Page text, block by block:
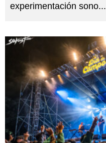
experimentación sono...